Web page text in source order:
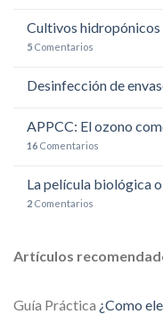
Cultivos hidropónicos
5 Comentarios
Desinfección de
APPCC: El ozono
16 Comentarios
La película biológica
2 Comentarios
Artículos
Guía Práctica ¿Como